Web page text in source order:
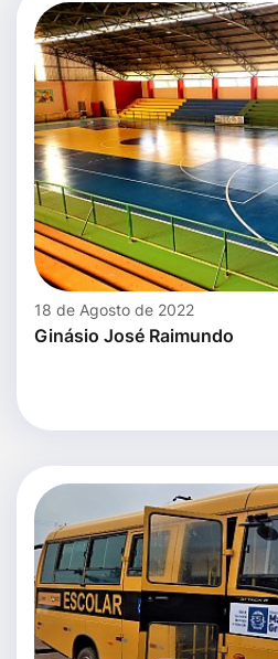
18 de Agosto de 2022
Ginásio José Raimundo